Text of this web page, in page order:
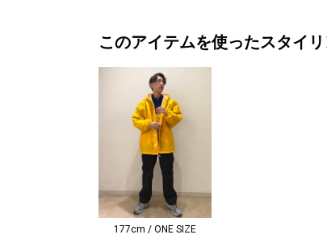
このアイテムを使ったスタイ
177cm / ONE SIZE